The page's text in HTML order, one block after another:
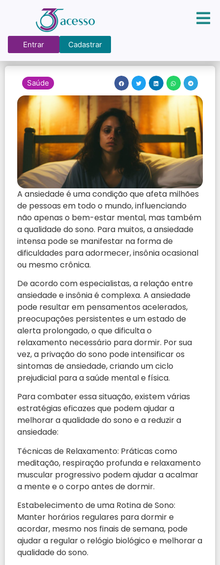
Entrar Cadastrar
Saúde
A ansiedade é uma condição que afeta milhões
de pessoas em todo o mundo, influenciando
não apenas o bem-estar mental, mas também
a qualidade do sono. Para muitos, a ansiedade
intensa pode se manifestar na forma de
dificuldades para adormecer, insônia ocasional
ou mesmo crônica.
De acordo com especialistas, a relação entre
ansiedade e insônia é complexa. A ansiedade
pode resultar em pensamentos acelerados,
preocupações persistentes e um estado de
alerta prolongado, o que dificulta o
relaxamento necessário para dormir. Por sua
vez, a privação do sono pode intensificar os
sintomas de ansiedade, criando um ciclo
prejudicial para a saúde mental e física.
Para combater essa situação, existem várias
estratégias eficazes que podem ajudar a
melhorar a qualidade do sono e a reduzir a
ansiedade:
Técnicas de Relaxamento: Práticas como
meditação, respiração profunda e relaxamento
muscular progressivo podem ajudar a acalmar
a mente e o corpo antes de dormir.
Estabelecimento de uma Rotina de Sono:
Manter horários regulares para dormir e
acordar, mesmo nos finais de semana, pode
ajudar a regular o relógio biológico e melhorar a
qualidade do sono.